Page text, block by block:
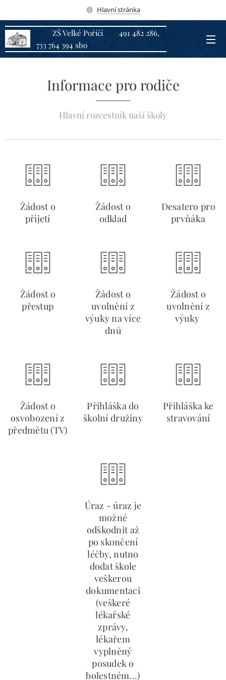
Hlavní stránka
ZŠ Velké Poříčí 491 482 286,
733 764 394 sbo
Informace pro rodiče
Hlavní rozcestník naší školy
Žádost o
přijetí
Žádost o
odklad
Desatero pro
prvňáka
Žádost o
přestup
Žádost o
uvolnění z
výuky na více
dnů
Žádost o
uvolnění z
výuky
Žádost o
osvobození z
předmětu (TV)
Přihláška do
školní družiny
Přihláška ke
stravování
Úraz - úraz je
možné
odškodnit až
po skončení
léčby, nutno
dodat škole
veškerou
dokumentaci
(veškeré
lékařské
zprávy,
lékařem
vyplněný
posudek o
bolestném...)